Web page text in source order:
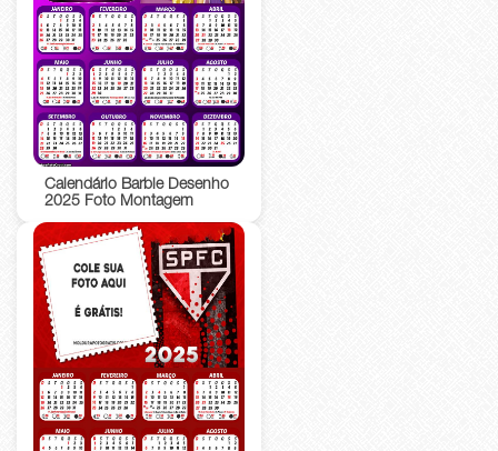
Calendário Barbie Desenho
2025 Foto Montagem